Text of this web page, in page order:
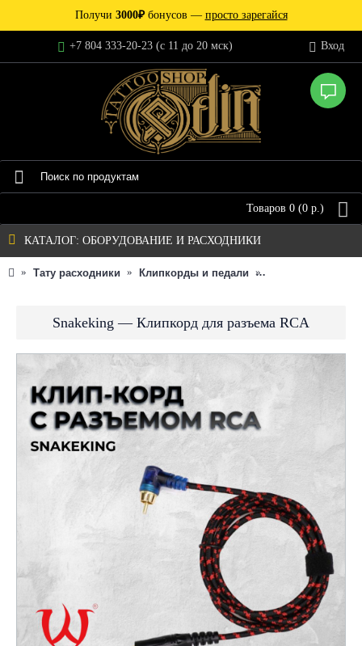
Получи 3000₽бонусов — просто зарегайся
+7 804 333-20-23 (c 11 до 20 мск) Вход
Товаров 0 (0 р.)
КАТАЛОГ: ОБОРУДОВАНИЕ И РАСХОДНИКИ
Тату расходники Клипкорды и педали
Snakeking — Клипкорд для разъема RCA